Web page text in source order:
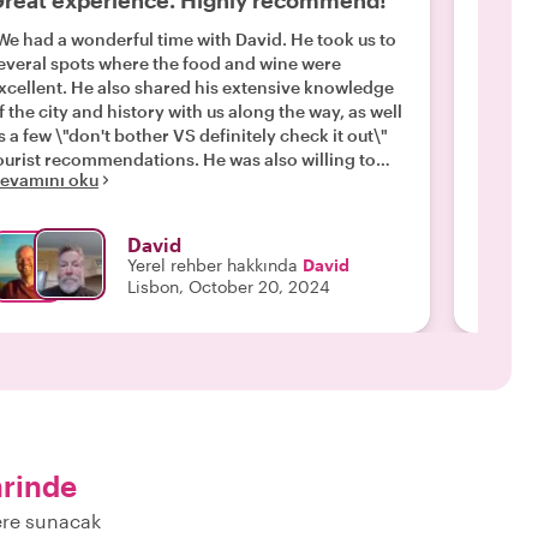
had a wonderful time with David. He took us to
spots where the food and wine were
He also shared his extensive knowledge
the city and history with us along the way, as well
a few \"don't bother VS definitely check it out\"
recommendations. He was also willing to
the tour to meet our dietary restrictions,
WithLocals and especially David to
fellow travelers. "
oku
David
Yerel rehber hakkında David
Lisbon, October 20, 2024
sunacak